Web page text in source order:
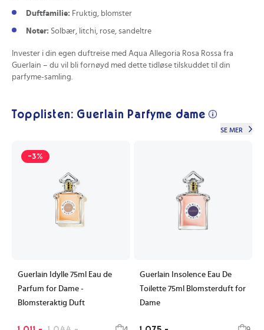
Duftfamilie: Fruktig, blomster
Noter: Solbær, litchi, rose, sandeltre
Invester i din egen duftreise med Aqua Allegoria Rosa Rossa fra
Guerlain – du vil bli fornøyd med dette tidløse tilskuddet til din
parfyme-samling.
Topplisten: Guerlain Parfyme dame
SE MER
-3%
Guerlain Idylle 75ml Eau de
Parfum for Dame -
Blomsteraktig Duft
Guerlain Insolence Eau De
Toilette 75ml Blomsterduft for
Dame